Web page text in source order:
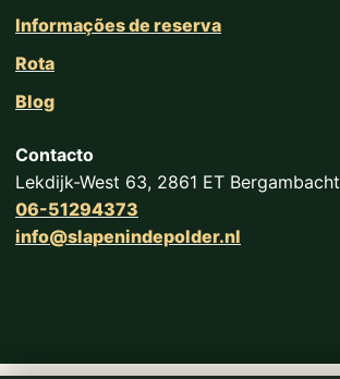
Informações de reserva
Rota
Blog
Contacto
Lekdijk-West 63, 2861 ET Bergambacht
06-51294373
info@slapenindepolder.nl